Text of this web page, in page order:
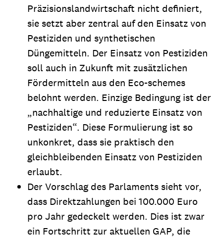
Präzisionslandwirtschaft nicht definiert,
sie setzt aber zentral auf den Einsatz von
Pestiziden und synthetischen
Düngemitteln. Der Einsatz von Pestiziden
soll auch in Zukunft mit zusätzlichen
Fördermitteln aus den Eco-schemes
belohnt werden. Einzige Bedingung ist der
„nachhaltige und reduzierte Einsatz von
Pestiziden“. Diese Formulierung ist so
unkonkret, dass sie praktisch den
gleichbleibenden Einsatz von Pestiziden
erlaubt.
Der Vorschlag des Parlaments sieht vor,
dass Direktzahlungen bei 100.000 Euro
pro Jahr gedeckelt werden. Dies ist zwar
ein Fortschritt zur aktuellen GAP, die